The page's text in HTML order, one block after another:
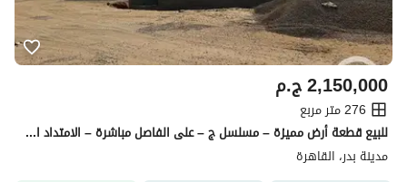
ج.م2,150,000
276 متر مربع
للبيع قطعة أرض مميزة – مسلسل ج – على الفاصل مباشرة – الامتداد الشرقي – مدينة بدر
مدينة بدر، القاهرة